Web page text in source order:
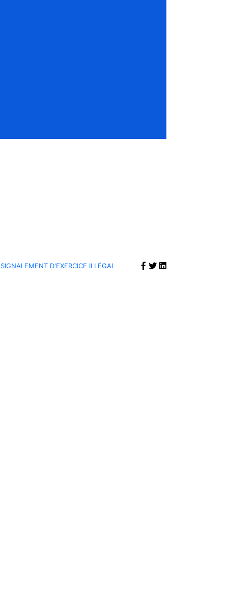
SIGNALEMENT D'EXERCICE ILLÉGAL